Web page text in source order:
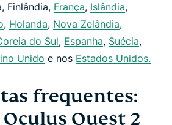
Finlândia, França, Islândia,
, Holanda, Nova Zelândia,
do Sul, Espanha, Suécia,
Unido e nos Estados Unidos.
frequentes:
Quest 2